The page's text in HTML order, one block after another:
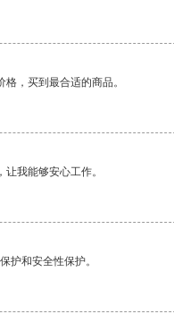
，买到最合适的商品。
我能够安心工作。
护和安全性保护。